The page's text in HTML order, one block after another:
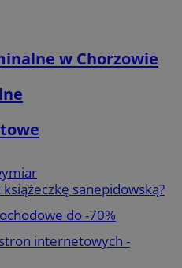
w Chorzowie
książeczkę sanepidowską?
do -70%
internetowych -